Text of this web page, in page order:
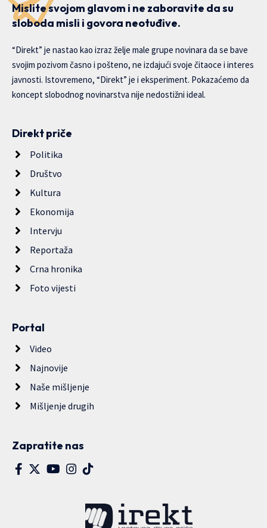
Mislite svojom glavom i ne zaboravite da su
sloboda misli i govora neotuđive.
“Direkt” je nastao kao izraz želje male grupe novinara da se bave
svojim pozivom časno i pošteno, ne izdajući svoje čitaoce i interes
javnosti. Istovremeno, “Direkt” je i eksperiment. Pokazaćemo da
koncept slobodnog novinarstva nije nedostižni ideal.
Direkt priče
Politika
Društvo
Kultura
Ekonomija
Intervju
Reportaža
Crna hronika
Foto vijesti
Portal
Video
Najnovije
Naše mišljenje
Mišljenje drugih
Zapratite nas